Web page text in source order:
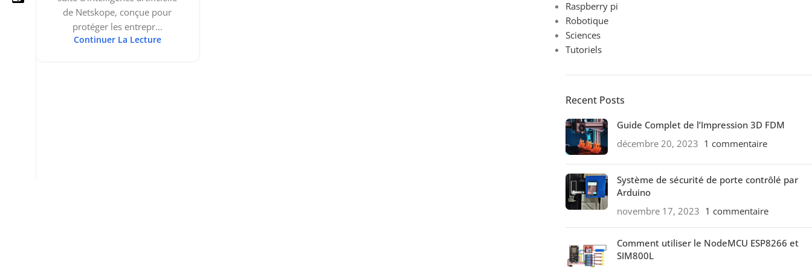
de Netskope, conçue pour
protéger les entrepr...
Continuer La Lecture
Raspberry pi
Robotique
Sciences
Tutoriels
Recent Posts
Guide Complet de l’Impression 3D FDM
décembre 20, 2023 1 commentaire
Système de sécurité de porte contrôlé par
Arduino
novembre 17, 2023 1 commentaire
Comment utiliser le NodeMCU ESP8266 et
SIM800L